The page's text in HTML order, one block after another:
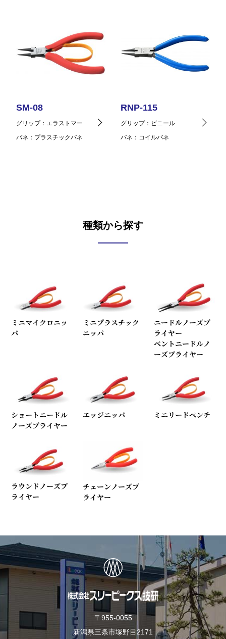
SM-08
グリップ
エラストマー
バネ
プラスチックバネ
RNP-115
グリップ
ビニール
バネ
コイルバネ
種類から探す
ミニマイクロニッ
パ
ミニプラスチック
ニッパ
ニードルノーズプ
ライヤー
ベントニードルノ
ーズプライヤー
ショートニードル
ノーズプライヤー
エッジニッパ ミニリードペンチ
ラウンドノーズプ
ライヤー
チェーンノーズプ
ライヤー
〒955-0055
新潟県三条市塚野目2171